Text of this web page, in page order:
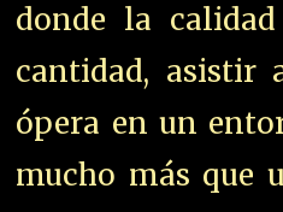
donde la
cantidad, asistir
ópera en un
mucho más que